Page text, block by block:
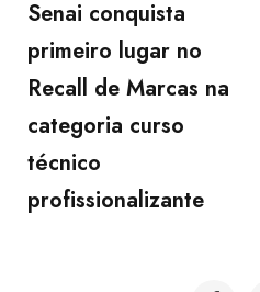
Senai conquista
primeiro lugar no
Recall de Marcas na
categoria curso
técnico
profissionalizante